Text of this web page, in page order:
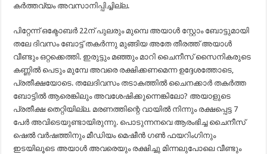
കർത്തവ്യം അവസാനിപ്പിച്ചില്ല.
പിറ്റേന്ന് ഒക്ടോബർ 22ന് പുലരും മുമ്പെ അയാൾ സ്റ്റോം ബോട്ടുമായി
തലേ ദിവസം ബോട്ട് തകർന്നു മുങ്ങിയ അതേ തീരത്ത് അയാൾ
വീണ്ടും ഒറ്റക്കെത്തി. ഇരുട്ടും മഞ്ഞും മാറി ചൈനീസ് സൈനികരുടെ
കണ്ണിൽ പെടും മുമ്പേ അവരെ രക്ഷിക്കണമെന്ന ഉദ്ദേശത്തോടെ,
പ്രതീക്ഷയോടെ. തലേദിവസം തടാകത്തിൽ ചൈനക്കാർ തകർത്ത
ബോട്ടിൽ ആരെങ്കിലും അവശേഷിക്കുന്നെങ്കിലോ? അയാളുടെ
പ്രതീക്ഷ തെറ്റിയില്ല. മരണത്തിന്റെ വായിൽ നിന്നും രക്ഷപ്പെട്ട 7
പേർ അവിടെയുണ്ടായിരുന്നു. പൊടുന്നനവെ ആരംഭിച്ച ചൈനീസ്
ഷെൽ വർഷത്തിനും മീഡിയം മെഷീൻ ഗൺ ഫയറിംഗിനും
ഇടയിലൂടെ അയാൾ അവരെയും രക്ഷിച്ചു മിന്നലുപോലെ വീണ്ടും